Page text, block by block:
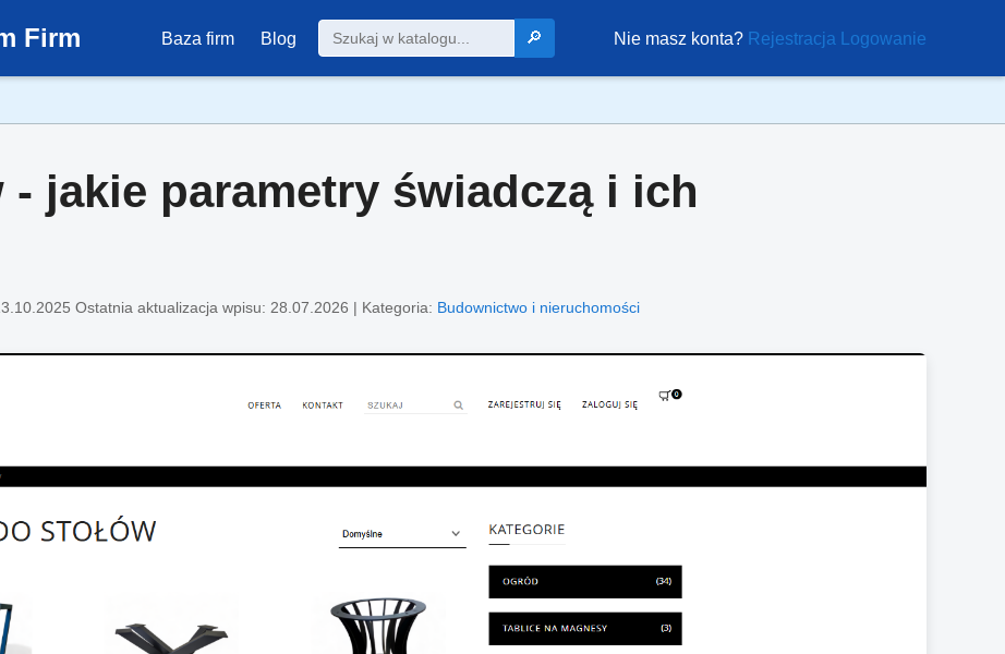
Firm Baza firm Blog 🔎 Nie masz konta? Rejestracja Logowanie
- jakie parametry świadczą i ich
Ostatnia aktualizacja wpisu: 28.07.2026 | Kategoria: Budownictwo i nieruchomości